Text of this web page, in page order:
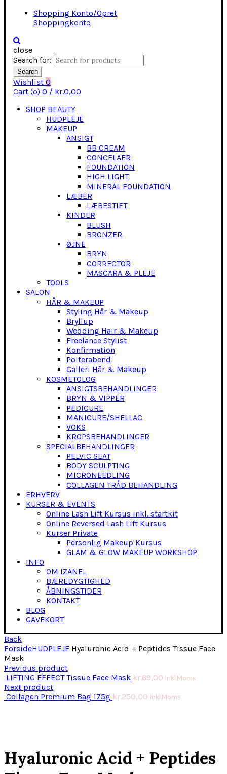
Shopping Konto/Opret
Shoppingkonto
close
Search for:
Search
Wishlist 0
Cart (o) 0 / kr.0,00
SHOP BEAUTY
HUDPLEJE
MAKEUP
ANSIGT
BB CREAM
CONCELAER
FOUNDATION
HIGH LIGHT
MINERAL FOUNDATION
LÆBER
LÆBESTIFT
KINDER
BLUSH
BRONZER
ØJNE
BRYN
CORRECTOR
MASCARA & PLEJE
TOOLS
SALON
HÅR & MAKEUP
Styling Hår & Makeup
Bryllup
Wedding Hair & Makeup
Freelance Stylist
Konfirmation
Polterabend
Galleri Hår & Makeup
KOSMETOLOG
ANSIGTSBEHANDLINGER
BRYN & VIPPER
PEDICURE
MANICURE/SHELLAC
VOKS
KROPSBEHANDLINGER
SPECIALBEHANDLINGER
PELVIC SEAT
BODY SCULPTING
MICRONEEDLING
COLLAGEN TRÅD BEHANDLING
ERHVERV
KURSER & EVENTS
Online Lash Lift Kursus inkl. startkit
Online Reversed Lash Lift Kursus
Kurser Private
Personlig Makeup Kursus
GLAM & GLOW MAKEUP WORKSHOP
INFO
OM IZANEL
BÆREDYGTIGHED
ÅBNINGSTIDER
KONTAKT
BLOG
GAVEKORT
Back
ForsideHUDPLEJE Hyaluronic Acid + Peptides Tissue Face
Mask
Previous product
LIFTING EFFECT Tissue Face Mask kr.69,00 Inkl.Moms
Next product
Collagen Premium Bag 175g kr.250,00 Inkl.Moms
Hyaluronic Acid + Peptides